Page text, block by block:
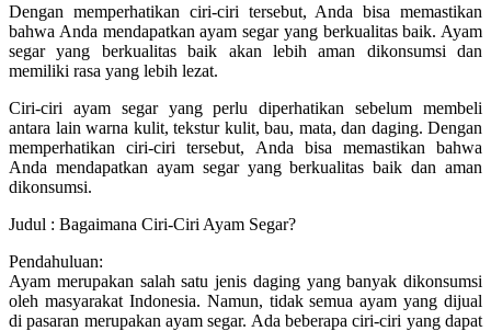
Dengan memperhatikan ciri-ciri tersebut, Anda bisa memastikan
bahwa Anda mendapatkan ayam segar yang berkualitas baik. Ayam
segar yang berkualitas baik akan lebih aman dikonsumsi dan
memiliki rasa yang lebih lezat.
Ciri-ciri ayam segar yang perlu diperhatikan sebelum membeli
antara lain warna kulit, tekstur kulit, bau, mata, dan daging. Dengan
memperhatikan ciri-ciri tersebut, Anda bisa memastikan bahwa
Anda mendapatkan ayam segar yang berkualitas baik dan aman
dikonsumsi.
Judul : Bagaimana Ciri-Ciri Ayam Segar?
Pendahuluan:
Ayam merupakan salah satu jenis daging yang banyak dikonsumsi
oleh masyarakat Indonesia. Namun, tidak semua ayam yang dijual
di pasaran merupakan ayam segar. Ada beberapa ciri-ciri yang dapat